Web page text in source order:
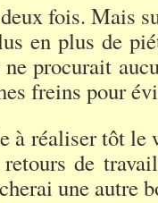
fois. Mais
en plus de
procurait
freins pour
à réaliser tôt le
retours de
une autre